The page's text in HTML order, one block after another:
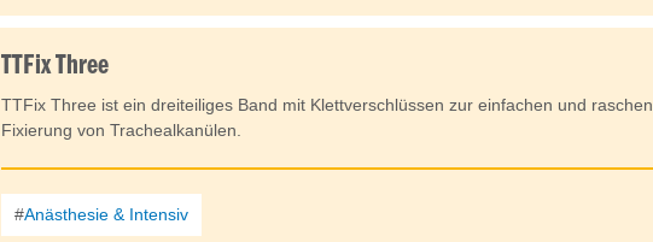
TTFix Three
TTFix Three ist ein dreiteiliges Band mit Klettverschlüssen zur einfachen und raschen
Fixierung von Trachealkanülen.
Anästhesie & Intensiv